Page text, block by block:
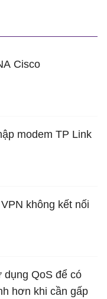
Cisco
modem TP Link
không kết nối
dụng QoS để có
hơn khi cần gấp